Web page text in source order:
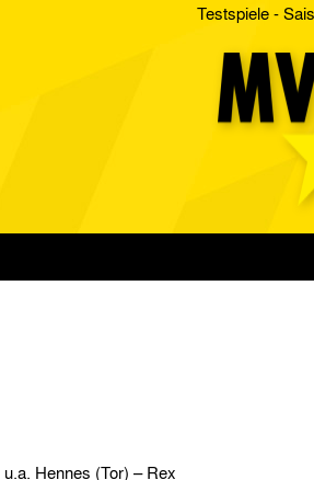
Ahnentafel
Testspiele -
u.a. Hennes (Tor) – Rex